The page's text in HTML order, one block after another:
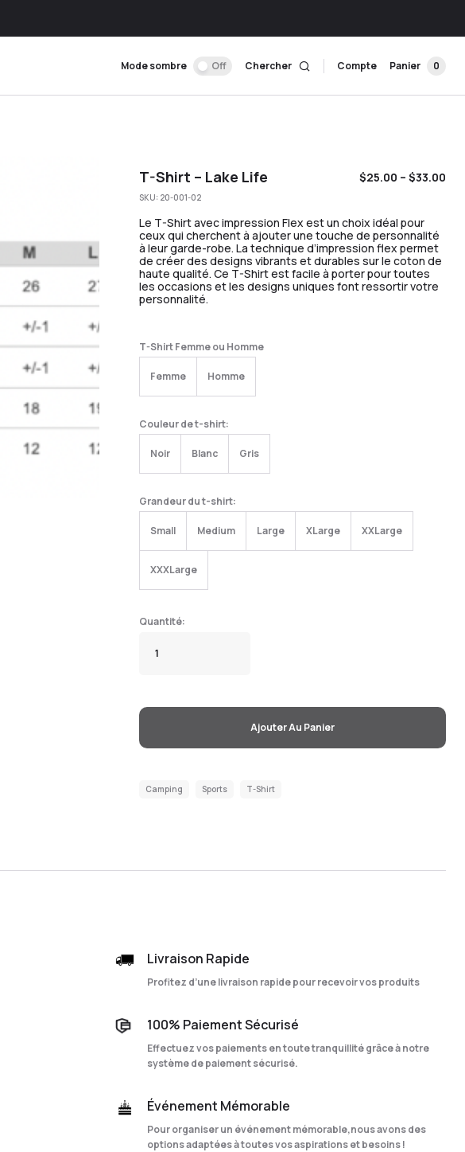
Mode sombre Off Chercher Compte Panier 0
T-Shirt – Lake Life $25.00 – $33.00
SKU: 20-001-02
Le T-Shirt avec impression Flex est un choix idéal pour
ceux qui cherchent à ajouter une touche de personnalité
à leur garde-robe. La technique d’impression flex permet
de créer des designs vibrants et durables sur le coton de
haute qualité. Ce T-Shirt est facile à porter pour toutes
les occasions et les designs uniques font ressortir votre
personnalité.
T-Shirt Femme ou Homme
Femme Homme
Couleur de t-shirt:
Noir Blanc Gris
Grandeur du t-shirt:
Small Medium Large XLarge XXLarge
XXXLarge
Ajouter Au Panier
Camping Sports T-Shirt
Livraison Rapide
Profitez d’une livraison rapide pour recevoir vos produits
100% Paiement Sécurisé
Effectuez vos paiements en toute tranquillité grâce à notre
système de paiement sécurisé.
Événement Mémorable
Pour organiser un événement mémorable,nous avons des
options adaptées à toutes vos aspirations et besoins !